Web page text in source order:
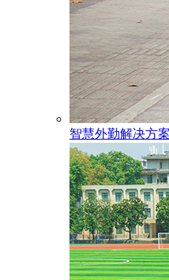
智慧外勤解决方案